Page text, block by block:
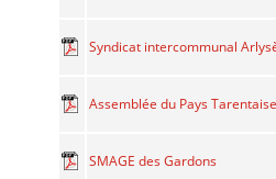
Syndicat intercommunal
Assemblée du Pays
SMAGE des Gardons